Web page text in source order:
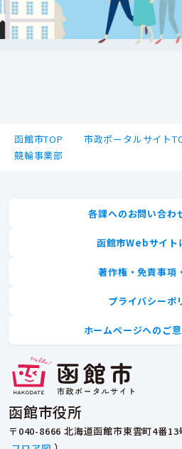
函館市TOP 市政ポータルサイト
競輪事業部
函館市役所
〒040-8666 北海道函館市東雲町4番13
各課へのお問い合わ
函館市Webサイト
著作権・免責事項
プライバシーポ
ホームページへのご